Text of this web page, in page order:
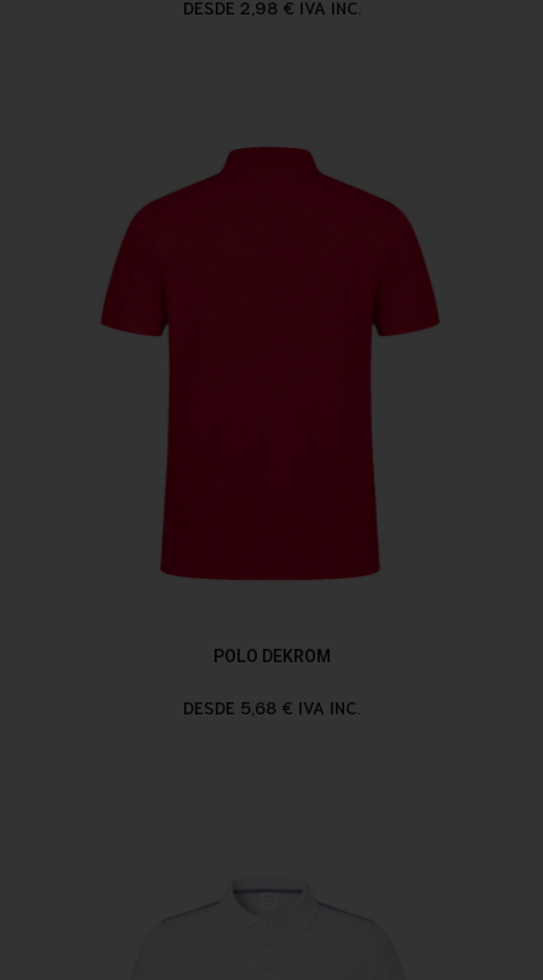
DESDE 2,98 € IVA INC.
POLO DEKROM
DESDE 5,68 € IVA INC.